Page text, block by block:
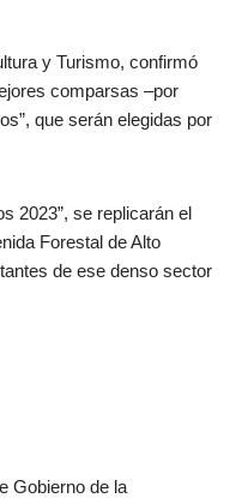
y Turismo, confirmó
comparsas –por
que serán elegidas por
2023”, se replicarán el
Forestal de Alto
de ese denso sector
Gobierno de la